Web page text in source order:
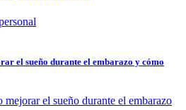
el sueño durante el embarazo y cómo